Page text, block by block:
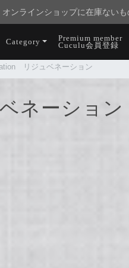
オンラインショップに在庫ない
Category
Premium member
Cuculu会員登録
リジュベネーション
ネーション